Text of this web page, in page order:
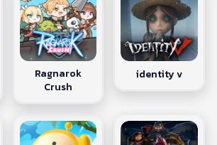
Ragnarok
Crush
identity v